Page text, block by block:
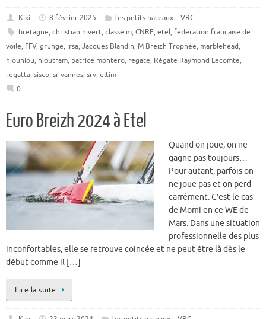
Kiki 8 février 2025
Les petits bateaux... VRC
bretagne, christian hivert, classe m, CNRE, etel, federation francaise de
voile, FFV, grunge, irsa, Jacques Blandin, M Breizh Trophée, marblehead,
niouniou, nioutram, patrice montero, regate, Régate Raymond Lecomte,
regatta, sisco, sr vannes, srv, ultim
0
Euro Breizh 2024 à Etel
Quand on joue, on ne
gagne pas toujours…
Pour autant, parfois on
ne joue pas et on perd
carrément. C’est le cas
de Momi en ce WE de
Mars. Dans une situation
professionnelle des plus
inconfortables, elle se retrouve coincée et ne peut être là dès le
début comme il […]
Lire la suite